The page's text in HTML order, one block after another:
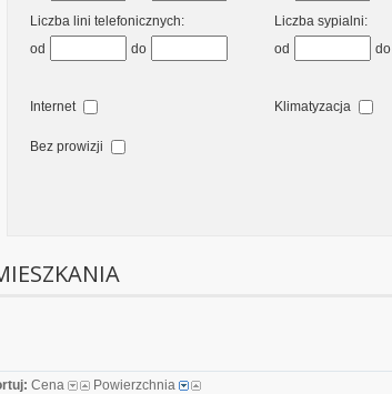
Liczba lini telefonicznych:
od
do
Liczba sypialni:
od
do
Internet Klimatyzacja
Bez prowizji
Cena Powierzchnia